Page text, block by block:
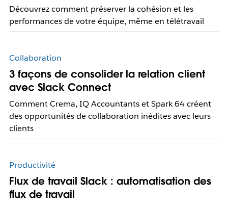
Découvrez comment préserver la cohésion et les
performances de votre équipe, même en télétravail
Collaboration
3 façons de consolider la relation client
avec Slack Connect
Comment Crema, IQ Accountants et Spark 64 créent
des opportunités de collaboration inédites avec leurs
clients
Productivité
Flux de travail Slack : automatisation des
flux de travail